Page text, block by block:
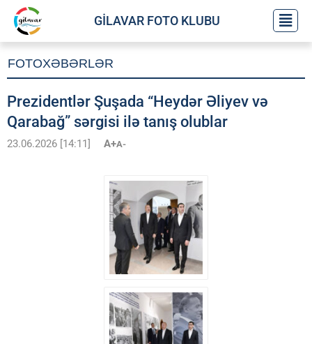
GİLAVAR FOTO KLUBU
FOTOXƏBƏRLƏR
Prezidentlər Şuşada “Heydər Əliyev və
Qarabağ” sərgisi ilə tanış olublar
23.06.2026 [14:11] A+A-